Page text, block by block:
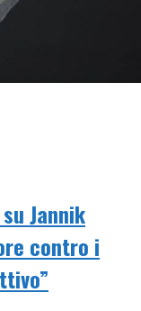
Jannik
contro i